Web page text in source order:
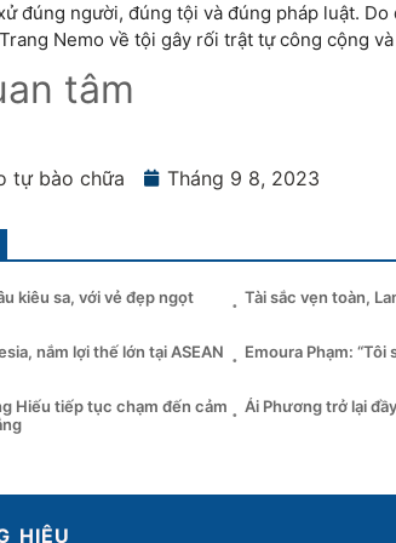
đúng người, đúng tội và đúng pháp luật. Do
Nemo về tội gây rối trật tự công cộng
tâm
tự bào chữa Tháng 9 8, 2023
kiêu sa, với vẻ đẹp ngọt
Tài sắc vẹn toàn,
nắm lợi thế lớn tại ASEAN
Emoura Phạm:
Hiếu tiếp tục chạm đến cảm
Ái Phương trở lại
HIỆU